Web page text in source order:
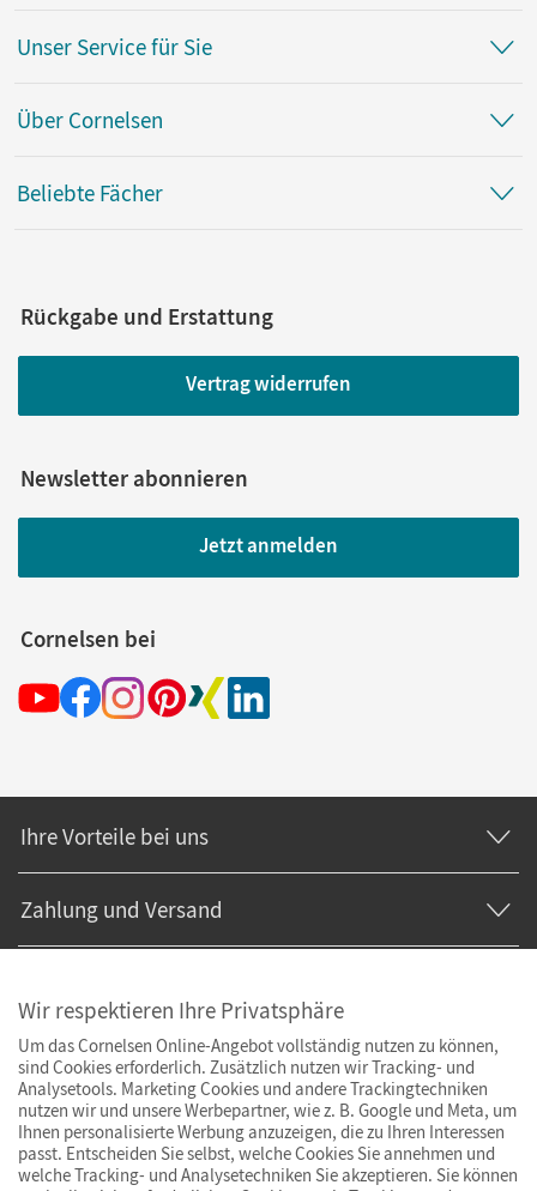
Unser Service für Sie
Über Cornelsen
Beliebte Fächer
Rückgabe und Erstattung
Vertrag widerrufen
Newsletter abonnieren
Jetzt anmelden
Cornelsen bei
Ihre Vorteile bei uns
Zahlung und Versand
Wir respektieren Ihre Privatsphäre
Um das Cornelsen Online-Angebot vollständig nutzen zu können,
sind Cookies erforderlich. Zusätzlich nutzen wir Tracking- und
Analysetools. Marketing Cookies und andere Trackingtechniken
nutzen wir und unsere Werbepartner, wie z. B. Google und Meta, um
Ihnen personalisierte Werbung anzuzeigen, die zu Ihren Interessen
passt. Entscheiden Sie selbst, welche Cookies Sie annehmen und
welche Tracking- und Analysetechniken Sie akzeptieren. Sie können